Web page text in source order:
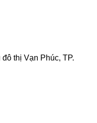
thị Vạn Phúc, TP.